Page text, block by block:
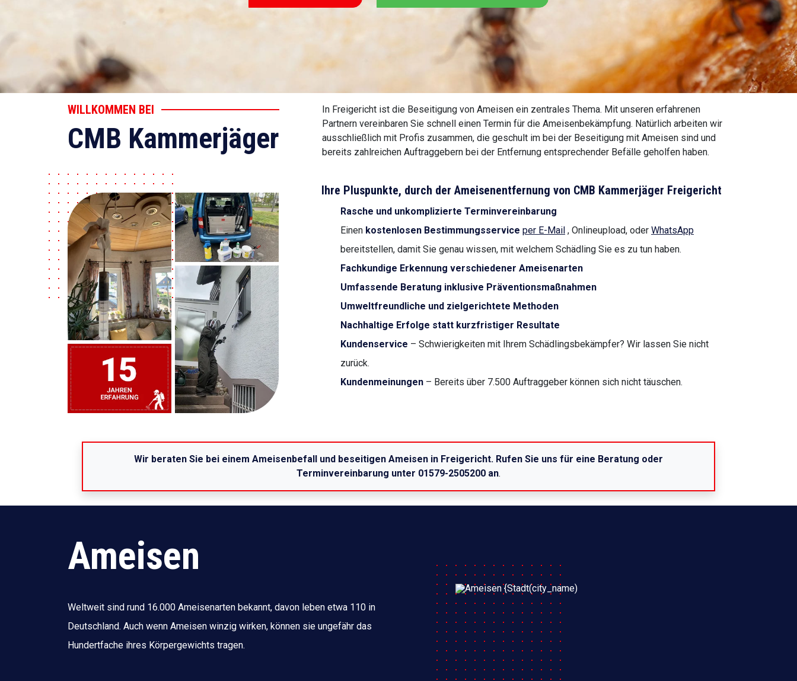
WILLKOMMEN BEI
CMB Kammerjäger
In Freigericht ist die Beseitigung von Ameisen ein zentrales Thema. Mit unseren erfahrenen
Partnern vereinbaren Sie schnell einen Termin für die Ameisenbekämpfung. Natürlich arbeiten wir
ausschließlich mit Profis zusammen, die geschult im bei der Beseitigung mit Ameisen sind und
bereits zahlreichen Auftraggebern bei der Entfernung entsprechender Befälle geholfen haben.
Ihre Pluspunkte, durch der Ameisenentfernung von CMB Kammerjäger Freigericht
Rasche und unkomplizierte Terminvereinbarung
Einen kostenlosen Bestimmungsservice per E-Mail , Onlineupload, oder WhatsApp
bereitstellen, damit Sie genau wissen, mit welchem Schädling Sie es zu tun haben.
Fachkundige Erkennung verschiedener Ameisenarten
Umfassende Beratung inklusive Präventionsmaßnahmen
Umweltfreundliche und zielgerichtete Methoden
Nachhaltige Erfolge statt kurzfristiger Resultate
Kundenservice – Schwierigkeiten mit Ihrem Schädlingsbekämpfer? Wir lassen Sie nicht
zurück.
Kundenmeinungen – Bereits über 7.500 Auftraggeber können sich nicht täuschen.
Wir beraten Sie bei einem Ameisenbefall und beseitigen Ameisen in Freigericht. Rufen Sie uns für eine Beratung oder
Terminvereinbarung unter 01579-2505200 an.
Ameisen
Weltweit sind rund 16.000 Ameisenarten bekannt, davon leben etwa 110 in
Deutschland. Auch wenn Ameisen winzig wirken, können sie ungefähr das
Hundertfache ihres Körpergewichts tragen.